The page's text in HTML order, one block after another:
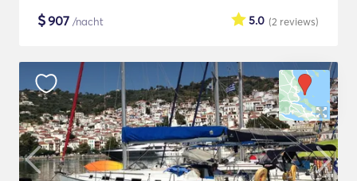
$907 /nacht (2 reviews)
5.0